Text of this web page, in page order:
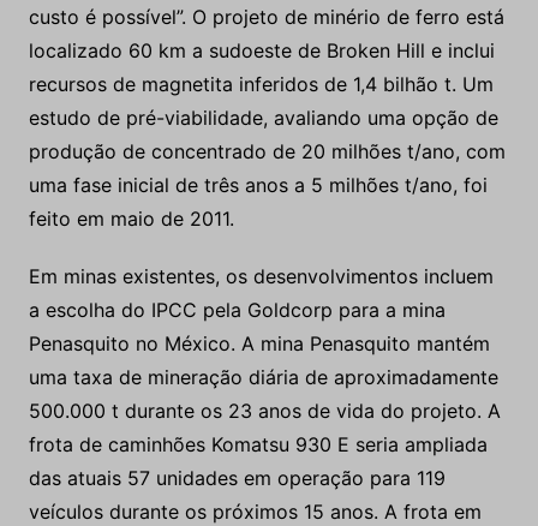
custo é possível”. O projeto de minério de ferro está
localizado 60 km a sudoeste de Broken Hill e inclui
recursos de magnetita inferidos de 1,4 bilhão t. Um
estudo de pré-viabilidade, avaliando uma opção de
produção de concentrado de 20 milhões t/ano, com
uma fase inicial de três anos a 5 milhões t/ano, foi
feito em maio de 2011.
Em minas existentes, os desenvolvimentos incluem
a escolha do IPCC pela Goldcorp para a mina
Penasquito no México. A mina Penasquito mantém
uma taxa de mineração diária de aproximadamente
500.000 t durante os 23 anos de vida do projeto. A
frota de caminhões Komatsu 930 E seria ampliada
das atuais 57 unidades em operação para 119
veículos durante os próximos 15 anos. A frota em